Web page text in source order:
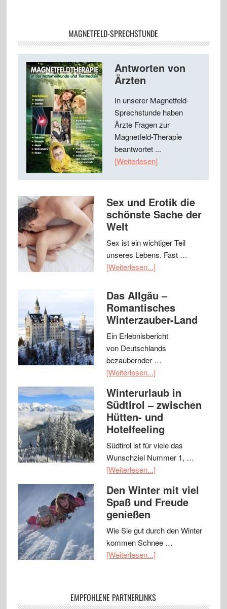
MAGNETFELD-SPRECHSTUNDE
Antworten von
Ärzten
In unserer Magnetfeld-
Sprechstunde haben
Ärzte Fragen zur
Magnetfeld-Therapie
beantwortet ...
[Weiterlesen]
Sex und Erotik die
schönste Sache der
Welt
Sex ist ein wichtiger Teil
unseres Lebens. Fast …
[Weiterlesen...]
Das Allgäu –
Romantisches
Winterzauber-Land
Ein Erlebnisbericht
von Deutschlands
bezaubernder …
[Weiterlesen...]
Winterurlaub in
Südtirol – zwischen
Hütten- und
Hotelfeeling
Südtirol ist für viele das
Wunschziel Nummer 1, …
[Weiterlesen...]
Den Winter mit viel
Spaß und Freude
genießen
Wie Sie gut durch den Winter
kommen Schnee …
[Weiterlesen...]
EMPFOHLENE PARTNERLINKS